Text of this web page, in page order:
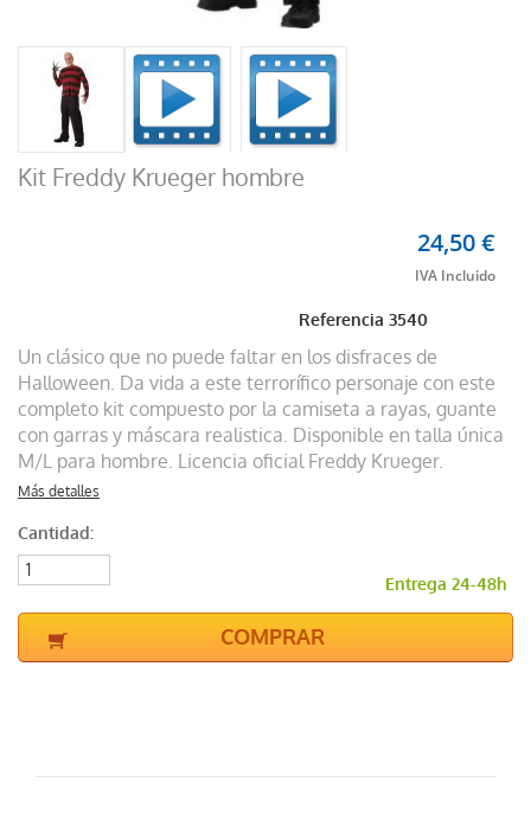
Kit Freddy Krueger hombre
Referencia3540
24,50 €
Un clásico que no puede faltar en los disfraces de
Halloween. Da vida a este terrorífico personaje con este
completo kit compuesto por la camiseta a rayas, guante
con garras y máscara realistica. Disponible en talla única
M/L para hombre. Licencia oficial Freddy Krueger.
Más detalles
Cantidad:
Entrega 24-48h
COMPRAR